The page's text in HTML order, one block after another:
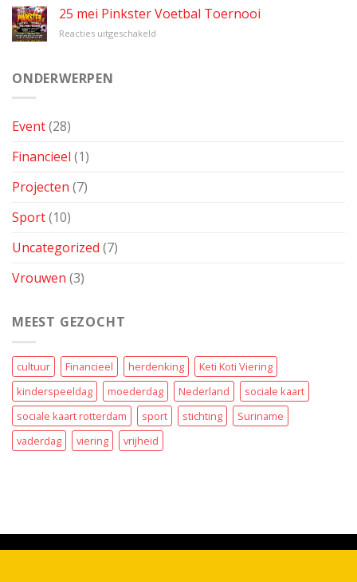
vrouwen
en
Financiën
25 mei Pinkster Voetbal Toernooi
Reacties uitgeschakeld
ONDERWERPEN
Event(28)
Financieel (1)
Projecten (7)
Sport(10)
Uncategorized (7)
Vrouwen (3)
MEEST GEZOCHT
cultuur Financieel herdenking
Keti Koti Viering
kinderspeeldag
moederdag Nederland
sociale kaart
sociale kaart rotterdam
sport stichting
Suriname
vaderdag
viering vrijheid